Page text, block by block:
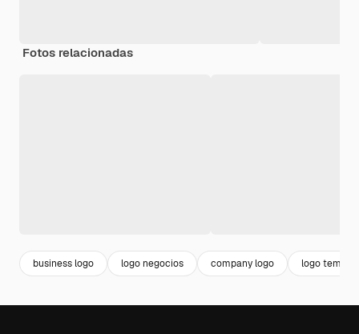
Fotos relacionadas
business logo logo negocios company logo logo